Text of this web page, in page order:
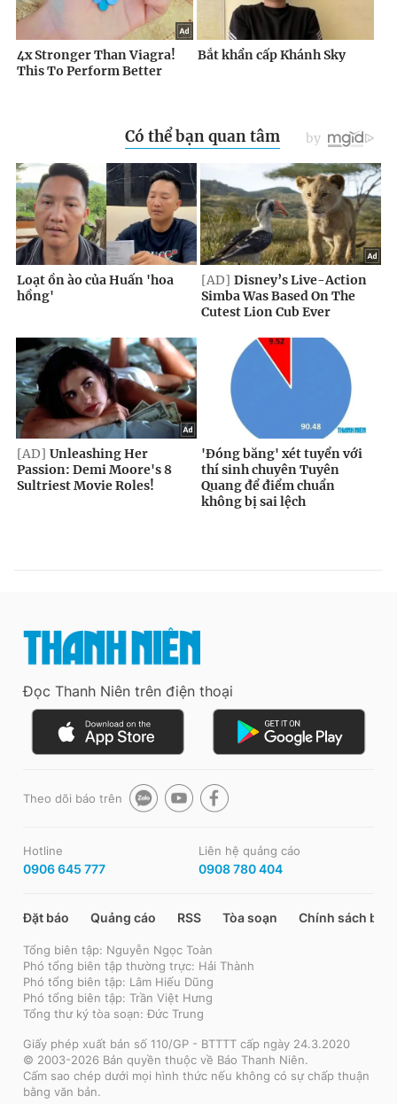
Đọc Thanh Niên trên điện thoại
Theo dõi báo trên
Hotline
0906 645 777
Liên hệ quảng cáo
0908 780 404
Đặt báo Quảng cáo RSS Tòa soạn Chính sách bảo
Tổng biên tập: Nguyễn Ngọc Toàn
Phó tổng biên tập thường trực: Hải Thành
Phó tổng biên tập: Lâm Hiếu Dũng
Phó tổng biên tập: Trần Việt Hưng
Tổng thư ký tòa soạn: Đức Trung
Giấy phép xuất bản số 110/GP - BTTTT cấp ngày 24.3.2020
© 2003-2026 Bản quyền thuộc về Báo Thanh Niên.
Cấm sao chép dưới mọi hình thức nếu không có sự chấp thuận
bằng văn bản.